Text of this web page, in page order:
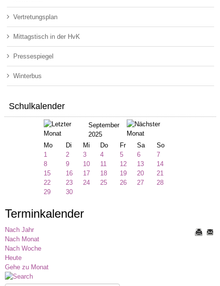
Vertretungsplan
Mittagstisch in der HvK
Pressespiegel
Winterbus
Schulkalender
September
2025
Mo
Di Mi Do Fr Sa
So
1
2 3 4 5 6
7
8
9 10 11 12 13
14
15
16 17 18 19 20
21
22
23 24 25 26 27
28
29
30
Terminkalender
Nach Jahr
Nach Monat
Nach Woche
Heute
Gehe zu Monat